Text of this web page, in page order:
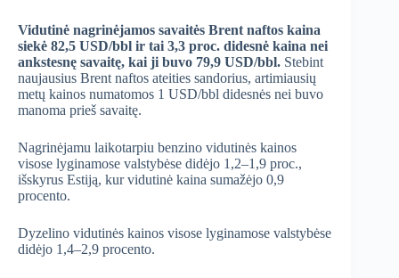
Vidutinė nagrinėjamos savaitės Brent naftos kaina
siekė 82,5 USD/bbl ir tai 3,3 proc. didesnė kaina nei
ankstesnę savaitę, kai ji buvo 79,9 USD/bbl. Stebint
naujausius Brent naftos ateities sandorius, artimiausių
metų kainos numatomos 1 USD/bbl didesnės nei buvo
manoma prieš savaitę.
Nagrinėjamu laikotarpiu benzino vidutinės kainos
visose lyginamose valstybėse didėjo 1,2–1,9 proc.,
išskyrus Estiją, kur vidutinė kaina sumažėjo 0,9
procento.
Dyzelino vidutinės kainos visose lyginamose valstybėse
didėjo 1,4–2,9 procento.